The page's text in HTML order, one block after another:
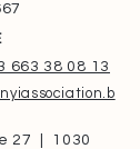
663 38 08 13
27 | 1030